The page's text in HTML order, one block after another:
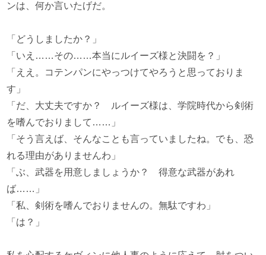
ンは、何か言いたげだ。
「どうしましたか？」
「いえ……その……本当にルイーズ様と決闘を？」
「ええ。コテンパンにやっつけてやろうと思っておりま
す」
「だ、大丈夫ですか？ ルイーズ様は、学院時代から剣術
を嗜んでおりまして……」
「そう言えば、そんなことも言っていましたね。でも、恐
れる理由がありませんわ」
「ぶ、武器を用意しましょうか？ 得意な武器があれ
ば……」
「私、剣術を嗜んでおりませんの。無駄ですわ」
「は？」